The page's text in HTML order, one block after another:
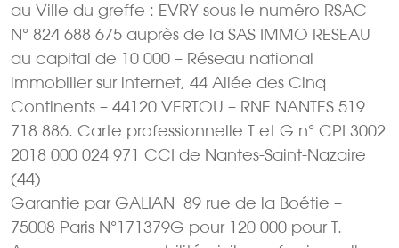
au Ville du greffe : EVRY sous le numéro RSAC
N° 824 688 675 auprès de la SAS IMMO RESEAU
au capital de 10 000 – Réseau national
immobilier sur internet, 44 Allée des Cinq
Continents – 44120 VERTOU – RNE NANTES 519
718 886. Carte professionnelle T et G n° CPI 3002
2018 000 024 971 CCI de Nantes-Saint-Nazaire
(44)
Garantie par GALIAN  89 rue de la Boétie –
75008 Paris N°171379G pour 120 000 pour T.